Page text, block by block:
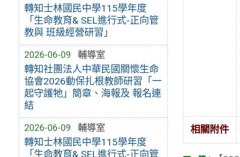
轉知士林國民中學115學年度
「生命教育& SEL進行式-正向管
教與 班級經營研習」
2026-06-09 輔導室
轉知社團法人中華民國關懷生命
協會2026動保扎根教師研習「一
起守護牠」簡章、海報及 報名連
結
2026-06-09 輔導室
轉知士林國民中學115學年度
「生命教育& SEL進行式-正向管
相關附件